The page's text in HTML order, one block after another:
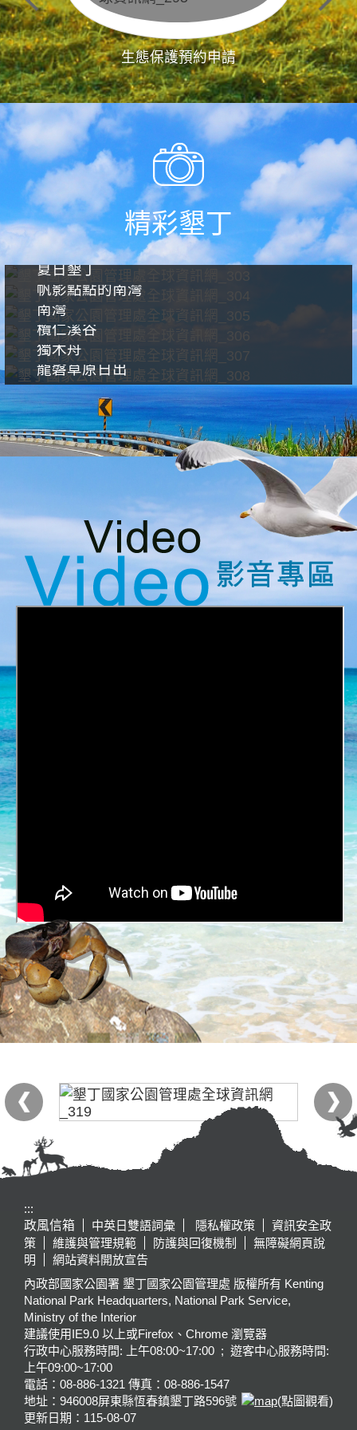
生態保護預約申請
精彩墾丁
夏日墾丁
帆影點點的南灣
南灣
欖仁溪谷
獨木舟
龍磐草原日出
:::
政風信箱
中英日雙語詞彙 隱私權政策
資訊安全政
策
維護與管理規範 防護與回復機制
無障礙網頁說
明
網站資料開放宣告
內政部國家公園署 墾丁國家公園管理處 版權所有 Kenting
National Park Headquarters, National Park Service,
Ministry of the Interior
建議使用IE9.0 以上或Firefox、Chrome 瀏覽器
行政中心服務時間: 上午08:00~17:00 ; 遊客中心服務時間:
上午09:00~17:00
電話：08-886-1321 傳真：08-886-1547
地址：946008屏東縣恆春鎮墾丁路596號
(點圖觀看)
更新日期： 115-08-07